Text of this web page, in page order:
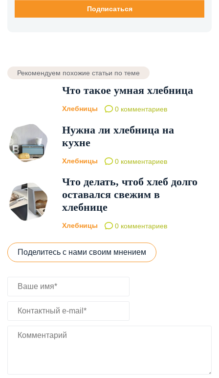
Рекомендуем похожие статьи по теме
Что такое умная хлебница
Хлебницы 0 комментариев
Нужна ли хлебница на
кухне
Хлебницы 0 комментариев
Что делать, чтоб хлеб долго
оставался свежим в
хлебнице
Хлебницы 0 комментариев
Поделитесь с нами своим мнением